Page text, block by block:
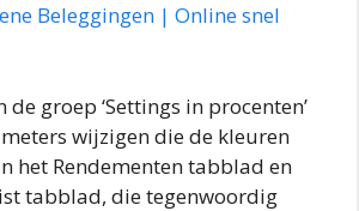
Beleggingen | Online snel
de groep ‘Settings in procenten’
wijzigen die de kleuren
het Rendementen tabblad en
tabblad, die tegenwoordig